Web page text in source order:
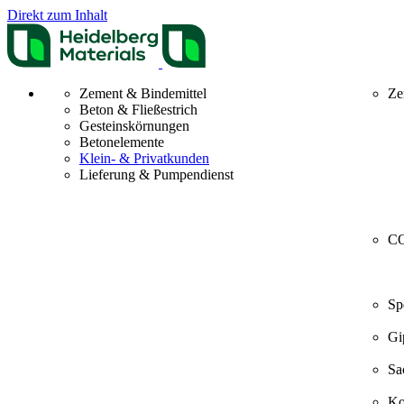
Direkt zum Inhalt
Zement & Bindemittel
Beton & Fließestrich
Gesteinskörnungen
Betonelemente
Klein- & Privatkunden
Lieferung & Pumpendienst